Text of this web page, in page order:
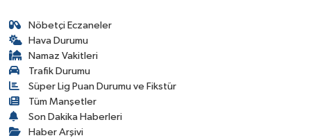
Nöbetçi Eczaneler
Hava Durumu
Namaz Vakitleri
Trafik Durumu
Süper Lig Puan Durumu ve Fikstür
Tüm Manşetler
Son Dakika Haberleri
Haber Arşivi